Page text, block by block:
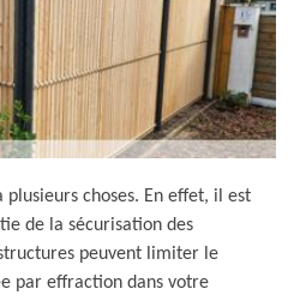
choses. En effet, il est
de la sécurisation des
peuvent limiter le
par effraction dans votre